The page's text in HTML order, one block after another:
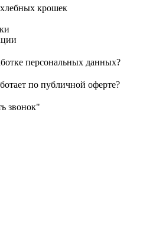
крошек
персональных данных?
по публичной оферте?
звонок"